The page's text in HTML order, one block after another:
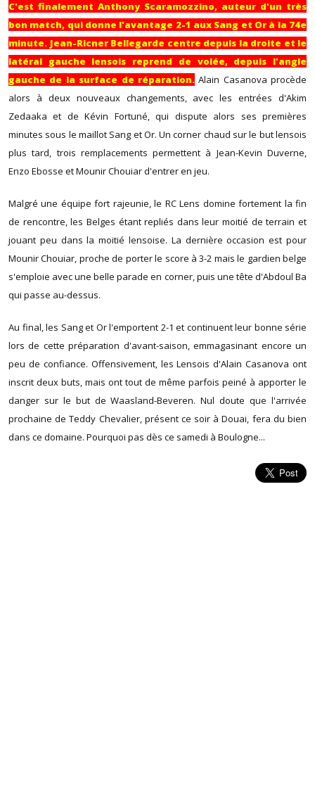
C'est finalement Anthony Scaramozzino, auteur d'un très
bon match, qui donne l'avantage 2-1 aux Sang et Or à la 74e
minute. Jean-Ricner Bellegarde centre depuis la droite et le
latéral gauche lensois reprend de volée, depuis l'angle
gauche de la surface de réparation.Alain Casanova procède
alors à deux nouveaux changements, avec les entrées d'Akim
Zedaaka et de Kévin Fortuné, qui dispute alors ses premières
minutes sous le maillot Sang et Or. Un corner chaud sur le but lensois
plus tard, trois remplacements permettent à Jean-Kevin Duverne,
Enzo Ebosse et Mounir Chouiar d'entrer en jeu.
Malgré une équipe fort rajeunie, le RC Lens domine fortement la fin
de rencontre, les Belges étant repliés dans leur moitié de terrain et
jouant peu dans la moitié lensoise. La dernière occasion est pour
Mounir Chouiar, proche de porter le score à 3-2 mais le gardien belge
s'emploie avec une belle parade en corner, puis une tête d'Abdoul Ba
qui passe au-dessus.
Au final, les Sang et Or l'emportent 2-1 et continuent leur bonne série
lors de cette préparation d'avant-saison, emmagasinant encore un
peu de confiance. Offensivement, les Lensois d'Alain Casanova ont
inscrit deux buts, mais ont tout de même parfois peiné à apporter le
danger sur le but de Waasland-Beveren. Nul doute que l'arrivée
prochaine de Teddy Chevalier, présent ce soir à Douai, fera du bien
dans ce domaine. Pourquoi pas dès ce samedi à Boulogne...